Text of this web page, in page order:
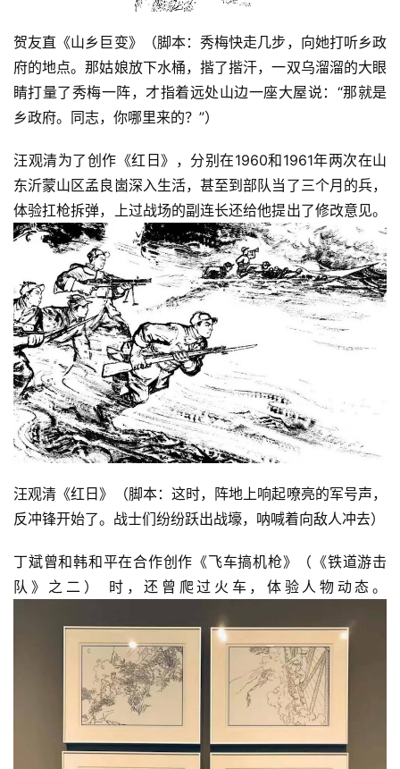
贺友直《山乡巨变》（脚本：秀梅快走几步，向她打听乡政
府的地点。那姑娘放下水桶，揩了揩汗，一双乌溜溜的大眼
睛打量了秀梅一阵，才指着远处山边一座大屋说：“那就是
乡政府。同志，你哪里来的？”）
汪观清为了创作《红日》，分别在1960和1961年两次在山
东沂蒙山区孟良崮深入生活，甚至到部队当了三个月的兵，
体验扛枪拆弹，上过战场的副连长还给他提出了修改意见。
汪观清《红日》（脚本：这时，阵地上响起嘹亮的军号声，
反冲锋开始了。战士们纷纷跃出战壕，呐喊着向敌人冲去）
丁斌曾和韩和平在合作创作《飞车搞机枪》（《铁道游击
队》之二） 时，还曾爬过火车，体验人物动态。